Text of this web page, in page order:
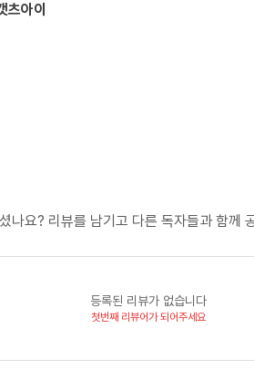
츠아이
나요? 리뷰를 남기고 다른 독자들과 함께
등록된 리뷰가 없습니다
첫번째 리뷰어가 되어주세요